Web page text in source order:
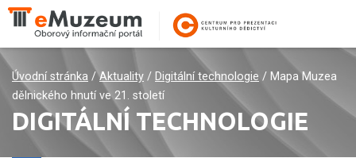
Úvodní stránka /Aktuality / Digitální technologie / Mapa Muzea
dělnického hnutí ve 21. století
DIGITÁLNÍ TECHNOLOGIE